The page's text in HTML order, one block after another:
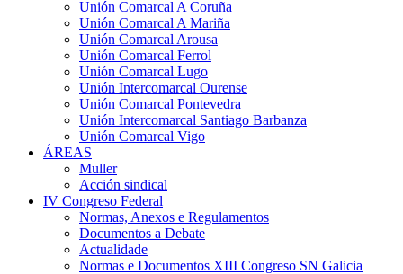
Unión Comarcal A Coruña
Unión Comarcal A Mariña
Unión Comarcal Arousa
Unión Comarcal Ferrol
Unión Comarcal Lugo
Unión Intercomarcal Ourense
Unión Comarcal Pontevedra
Unión Intercomarcal Santiago Barbanza
Unión Comarcal Vigo
ÁREAS
Muller
Acción sindical
IV Congreso Federal
Normas, Anexos e Regulamentos
Documentos a Debate
Actualidade
Normas e Documentos XIII Congreso SN Galicia